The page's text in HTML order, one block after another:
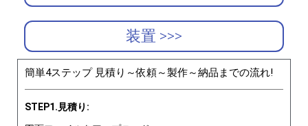
装置 >>>
簡単4ステップ 見積り～依頼～製作～納品までの流れ!
STEP1.見積り: